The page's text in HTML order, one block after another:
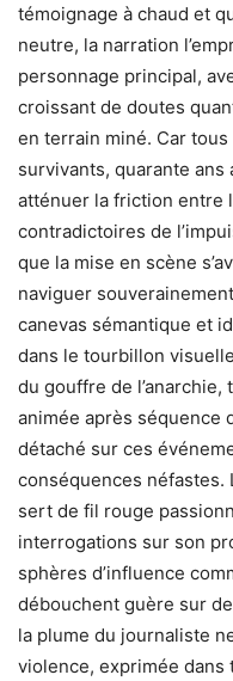
témoignage à chaud et
neutre, la narration
personnage principal,
croissant de doutes
en terrain miné. Car
survivants, quarante
atténuer la friction entre
contradictoires de
que la mise en scène
naviguer
canevas sémantique et
dans le tourbillon
du gouffre de
animée après séquence
détaché sur ces
conséquences néfastes.
sert de fil rouge
interrogations sur son
sphères d’influence
débouchent guère sur
la plume du journaliste
violence, exprimée dans